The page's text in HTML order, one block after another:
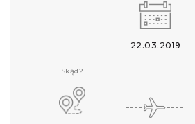
22.03.2019
Skąd?